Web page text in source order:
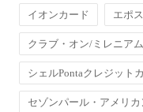
イオンカード エポ
クラブ・オン/ミレニア
シェルPontaクレジット
セゾンパール・アメリ